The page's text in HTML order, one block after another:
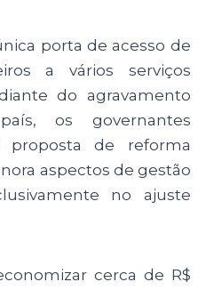
porta de acesso de
a vários serviços
do agravamento
os governantes
proposta de reforma
aspectos de gestão
no ajuste
cerca de R$